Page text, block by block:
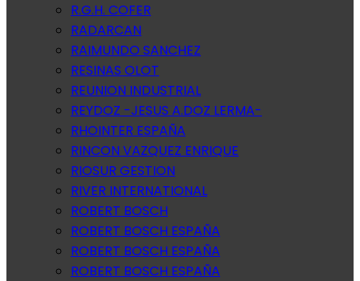
R.G.H. COFER
RADARCAN
RAIMUNDO SANCHEZ
RESINAS OLOT
REUNION INDUSTRIAL
REYDOZ -JESUS A.DOZ LERMA-
RHOINTER ESPAÑA
RINCON VAZQUEZ ENRIQUE
RIOSUR GESTION
RIVER INTERNATIONAL
ROBERT BOSCH
ROBERT BOSCH ESPAÑA
ROBERT BOSCH ESPAÑA
ROBERT BOSCH ESPAÑA